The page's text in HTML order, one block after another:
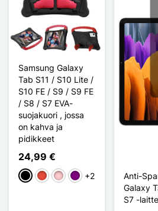
Samsung Galaxy
Tab S11 / S10 Lite /
S10 FE / S9 / S9 FE
/ S8 / S7 EVA-
suojakuori , jossa
on kahva ja
pidikkeet
24,99 €
MustaPunainen
PinkkiViolet+2
Anti-
Galaxy
S7 -